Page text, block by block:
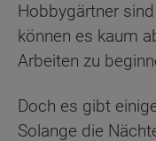
Hobbygärtner
können es kaum
Arbeiten zu
Doch es gibt
Solange die